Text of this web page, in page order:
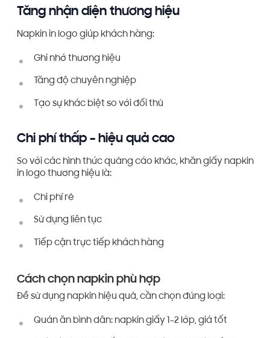
Tăng nhận diện thương hiệu
Napkin in logo giúp khách hàng:
Ghi nhớ thương hiệu
Tăng độ chuyên nghiệp
Tạo sự khác biệt so với đối thủ
Chi phí thấp – hiệu quả cao
So với các hình thức quảng cáo khác, khăn giấy napkin
in logo thương hiệu là:
Chi phí rẻ
Sử dụng liên tục
Tiếp cận trực tiếp khách hàng
Cách chọn napkin phù hợp
Để sử dụng napkin hiệu quả, cần chọn đúng loại:
Quán ăn bình dân: napkin giấy 1–2 lớp, giá tốt